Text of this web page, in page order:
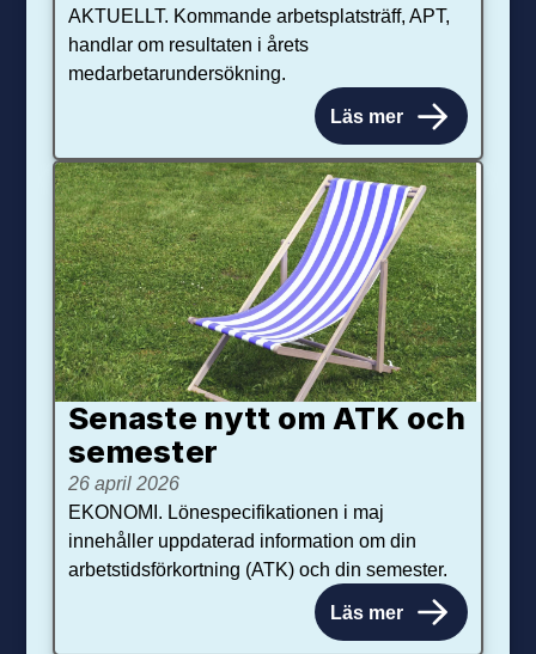
AKTUELLT. Kommande arbetsplatsträff, APT,
handlar om resultaten i årets
medarbetarundersökning.
Läs mer
Senaste nytt om ATK och
se­mester
26 april 2026
EKONOMI. Lönespecifikationen i maj
innehåller uppdaterad information om din
arbetstidsförkortning (ATK) och din semester.
Läs mer